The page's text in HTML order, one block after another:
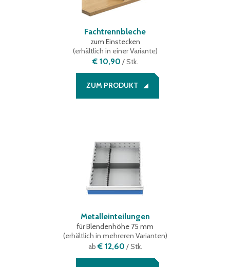
Fachtrennbleche
zum Einstecken
(erhältlich in einer Variante)
€ 10,90 /Stk.
ZUM PRODUKT
Metalleinteilungen
für Blendenhöhe 75 mm
(erhältlich in mehreren Varianten)
ab€ 12,60 / Stk.